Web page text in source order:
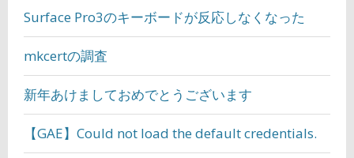
Surface Pro3のキーボードが反応しなくなった
mkcertの調査
新年あけましておめでとうございます
【GAE】Could not load the default credentials.